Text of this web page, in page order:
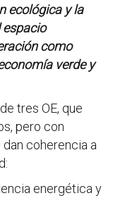
ecológica y la
como
verde y
tres OE, que
pero con
coherencia a
energética y